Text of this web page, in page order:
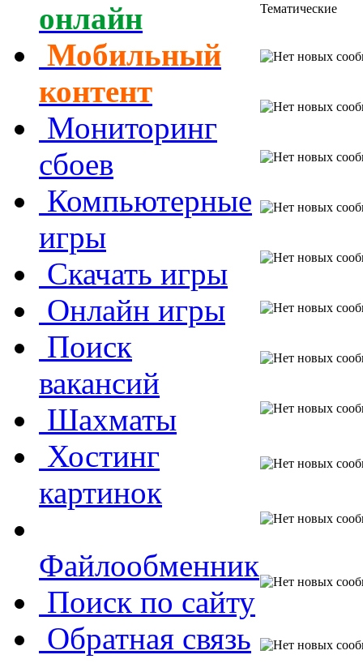
онлайн
Мобильный
контент
Мониторинг
сбоев
Компьютерные
игры
Скачать игры
Онлайн игры
Поиск
вакансий
Шахматы
Хостинг
картинок
Файлообменник
Поиск по сайту
Обратная связь
Тематические